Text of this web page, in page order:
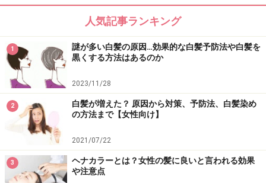
人気記事ランキング
1
謎が多い白髪の原因…効果的な白髪予防法や白髪を
黒くする方法はあるのか
2023/11/28
2
白髪が増えた？ 原因から対策、予防法、白髪染め
の方法まで【女性向け】
2021/07/22
3
ヘナカラーとは？女性の髪に良いと言われる効果
や注意点